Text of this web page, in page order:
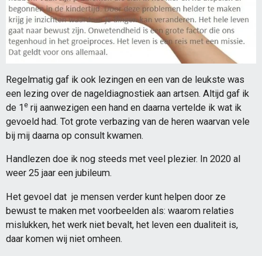
Regelmatig gaf ik ook lezingen en een van de leukste was
een lezing over de nageldiagnostiek aan artsen. Altijd gaf ik
de 1e rij aanwezigen een hand en daarna vertelde ik wat ik
gevoeld had. Tot grote verbazing van de heren waarvan vele
bij mij daarna op consult kwamen.
Handlezen doe ik nog steeds met veel plezier. In 2020 al
weer 25 jaar een jubileum.
Het gevoel dat je mensen verder kunt helpen door ze
bewust te maken met voorbeelden als: waarom relaties
mislukken, het werk niet bevalt, het leven een dualiteit is,
daar komen wij niet omheen.